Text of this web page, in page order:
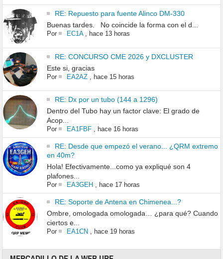
RE: Repuesto para fuente Alinco DM-330
Buenas tardes. No coincide la forma con el d...
Por EC1A, hace 13 horas
RE: CONCURSO CME 2026 y DXCLUSTER
Este si, gracias
Por EA2AZ, hace 15 horas
RE: Dx por un tubo (144 a 1296)
Dentro del Tubo hay un factor clave: El grado de
Acop...
Por EA1FBF, hace 16 horas
RE: Desde que empezó el verano... ¿QRM extremo
en 40m?
Hola! Efectivamente...como ya expliqué son 4
plafones...
Por EA3GEH , hace 17 horas
RE: Soporte de Antena en Chimenea...?
Ombre, omologada omologada… ¿para qué? Cuando
ciertos e...
Por EA1CN , hace 19 horas